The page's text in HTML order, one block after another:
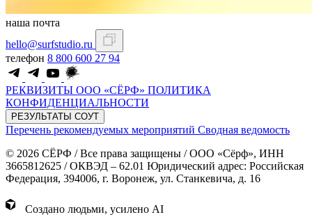
наша почта
hello@surfstudio.ru
телефон 8 800 600 27 94
РЕКВИЗИТЫ ООО «СЁРФ» ПОЛИТИКА
КОНФИДЕНЦИАЛЬНОСТИ
РЕЗУЛЬТАТЫ СОУТ
Перечень рекомендуемых мероприятий Сводная ведомость
© 2026 СЁРФ / Все права защищены / ООО «Сёрф», ИНН
3665812625 / ОКВЭД – 62.01 Юридический адрес: Российская
Федерация, 394006, г. Воронеж, ул. Станкевича, д. 16
Создано людьми, усилено AI